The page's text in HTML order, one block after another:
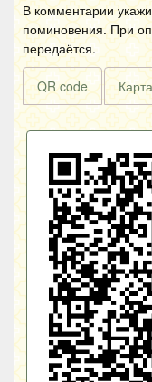
В комментарии
поминовения. При
передаётся.
QR code